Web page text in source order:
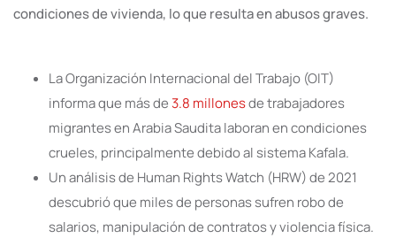
condiciones de vivienda, lo que resulta en abusos graves.
La Organización Internacional del Trabajo (OIT)
informa que más de 3.8 millonesde trabajadores
migrantes en Arabia Saudita laboran en condiciones
crueles, principalmente debido al sistema Kafala.
Un análisis de Human Rights Watch (HRW) de 2021
descubrió que miles de personas sufren robo de
salarios, manipulación de contratos y violencia física.